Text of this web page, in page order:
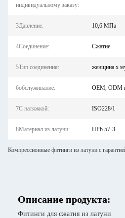
индивидуальному заказу:
3Давление: 10,6 МПа
4Соединение: Сжатие
5Тип соединения: женщина х
6обслуживание: OEM, ODM
7С натяжкой: ISO228/1
8Материал из латуни: HPb 57-3
Компрессионные фитинги из латуни с
Описание продукта:
Фитинги для сжатия из латуни